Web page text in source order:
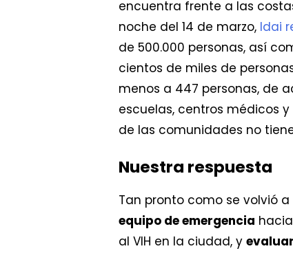
encuentra frente a las
noche del 14 de marzo, Idai
de 500.000 personas, así
cientos de miles de
menos a 447 personas, de
escuelas, centros médicos
de las comunidades no
Nuestra respuesta
Tan pronto como se volvió
equipo de emergencia
al VIH en la ciudad, y